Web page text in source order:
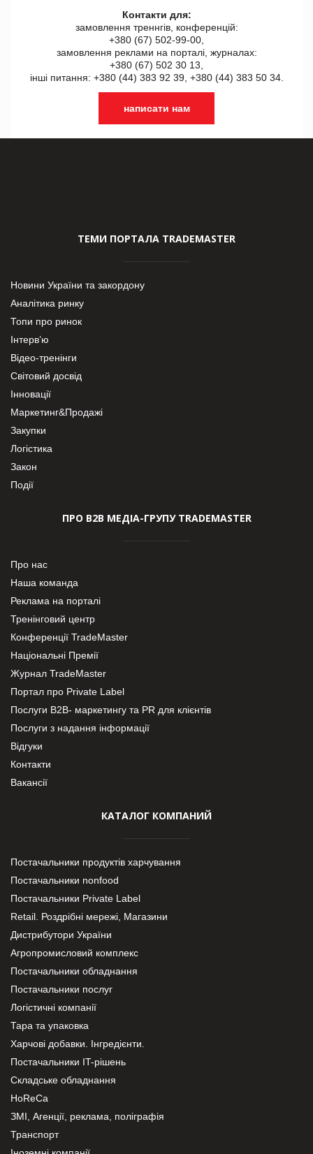
Контакти для:
замовлення треннгів, конференцій:
+380 (67) 502-99-00,
замовлення реклами на порталі, журналах:
+380 (67) 502 30 13,
інші питання: +380 (44) 383 92 39, +380 (44) 383 50 34.
написати нам
ТЕМИ ПОРТАЛА TRADEMASTER
Новини України та закордону
Аналітика ринку
Топи про ринок
Інтерв’ю
Відео-тренінги
Світовий досвід
Інновації
Маркетинг&Продажі
Закупки
Логістика
Закон
Події
ПРО В2В МЕДІА-ГРУПУ TRADEMASTER
Про нас
Наша команда
Реклама на порталі
Тренінговий центр
Конференції TradeMaster
Національні Премії
Журнал TradeMaster
Портал про Private Label
Послуги В2В- маркетингу та PR для клієнтів
Послуги з надання інформації
Відгуки
Контакти
Вакансії
КАТАЛОГ КОМПАНИЙ
Постачальники продуктів харчування
Постачальники nonfood
Постачальники Private Label
Retail. Роздрібні мережі, Магазини
Дистрибутори України
Агропромисловий комплекс
Постачальники обладнання
Постачальники послуг
Логістичні компанії
Тара та упаковка
Харчові добавки. Інгредієнти.
Постачальники IT-рішень
Складське обладнання
HoReCa
ЗМІ, Агенції, реклама, поліграфія
Транспорт